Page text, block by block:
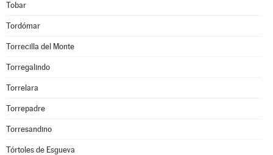
Tobar
Tordómar
Torrecilla del Monte
Torregalindo
Torrelara
Torrepadre
Torresandino
Tórtoles de Esgueva